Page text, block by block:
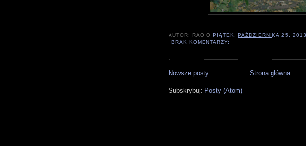
AUTOR: RAO O PIĄTEK, PAŹDZIERNIKA 25, 2013
BRAK KOMENTARZY:
Nowsze posty Strona główna
Subskrybuj: Posty (Atom)